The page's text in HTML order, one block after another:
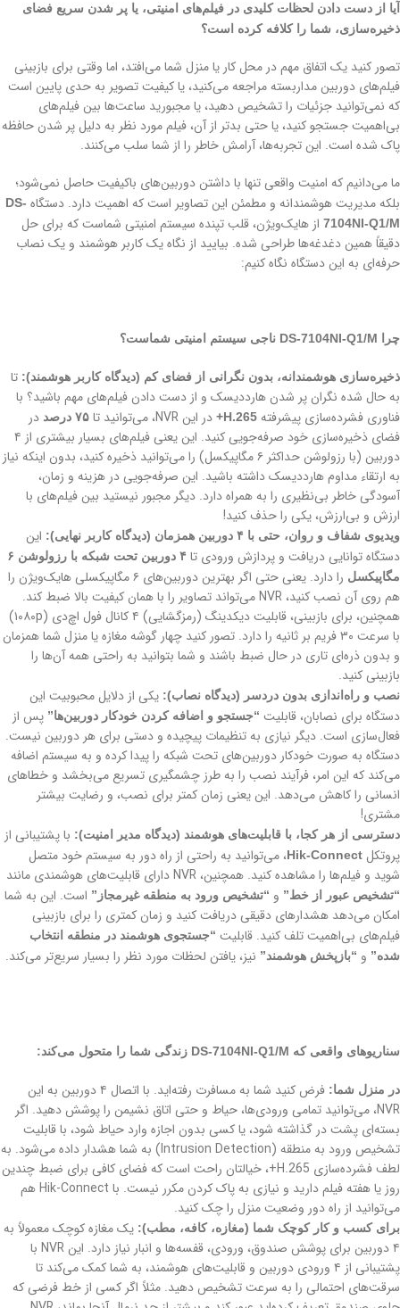
آیا از دست دادن لحظات کلیدی در فیلم‌های امنیتی، یا پر شدن سریع فضای
ذخیره‌سازی، شما را کلافه کرده است؟
تصور کنید یک اتفاق مهم در محل کار یا منزل شما می‌افتد، اما وقتی برای بازبینی
فیلم‌های دوربین مداربسته مراجعه می‌کنید، یا کیفیت تصویر به حدی پایین است
که نمی‌توانید جزئیات را تشخیص دهید، یا مجبورید ساعت‌ها بین فیلم‌های
بی‌اهمیت جستجو کنید، یا حتی بدتر از آن، فیلم مورد نظر به دلیل پر شدن حافظه
پاک شده است. این تجربه‌ها، آرامش خاطر را از شما سلب می‌کنند.
ما می‌دانیم که امنیت واقعی تنها با داشتن دوربین‌های باکیفیت حاصل نمی‌شود؛
بلکه مدیریت هوشمندانه و مطمئن این تصاویر است که اهمیت دارد. دستگاه DS-
7104NI-Q1/M از هایک‌ویژن، قلب تپنده سیستم امنیتی شماست که برای حل
دقیقاً همین دغدغه‌ها طراحی شده. بیایید از نگاه یک کاربر هوشمند و یک نصاب
حرفه‌ای به این دستگاه نگاه کنیم:
چرا DS-7104NI-Q1/M ناجی سیستم امنیتی شماست؟
ذخیره‌سازی هوشمندانه، بدون نگرانی از فضای کم (دیدگاه کاربر هوشمند): تا
به حال شده نگران پر شدن هارددیسک و از دست دادن فیلم‌های مهم باشید؟ با
فناوری فشرده‌سازی پیشرفته H.265+ در این NVR، می‌توانید تا ۷۵ درصد
در
فضای ذخیره‌سازی خود صرفه‌جویی کنید. این یعنی فیلم‌های بسیار بیشتری از ۴
دوربین (با رزولوشن حداکثر ۶ مگاپیکسل) را می‌توانید ذخیره کنید، بدون اینکه نیاز
به ارتقاء مداوم هارددیسک داشته باشید. این صرفه‌جویی در هزینه و زمان،
آسودگی خاطر بی‌نظیری را به همراه دارد. دیگر مجبور نیستید بین فیلم‌های با
ارزش و بی‌ارزش، یکی را حذف کنید!
ویدیوی شفاف و روان، حتی با ۴ دوربین همزمان (دیدگاه کاربر نهایی):
این
دستگاه توانایی دریافت و پردازش ورودی تا
۴ دوربین تحت شبکه با رزولوشن ۶
مگاپیکسل
را دارد. یعنی حتی اگر بهترین دوربین‌های ۶ مگاپیکسلی هایک‌ویژن را
هم روی آن نصب کنید، NVR می‌تواند تصاویر را با همان کیفیت بالا ضبط کند.
همچنین، برای بازبینی، قابلیت دیکدینگ (رمزگشایی) ۴ کانال فول اچ‌دی (۱۰۸۰p)
با سرعت ۳۰ فریم بر ثانیه را دارد. تصور کنید چهار گوشه مغازه یا منزل شما همزمان
و بدون ذره‌ای تاری در حال ضبط باشند و شما بتوانید به راحتی همه آن‌ها را
بازبینی کنید.
نصب و راه‌اندازی بدون دردسر (دیدگاه نصاب): یکی از دلایل محبوبیت این
دستگاه برای نصابان، قابلیت “جستجو و اضافه کردن خودکار دوربین‌ها” پس از
فعال‌سازی است. دیگر نیازی به تنظیمات پیچیده و دستی برای هر دوربین نیست.
دستگاه به صورت خودکار دوربین‌های تحت شبکه را پیدا کرده و به سیستم اضافه
می‌کند که این امر، فرآیند نصب را به طرز چشمگیری تسریع می‌بخشد و خطاهای
انسانی را کاهش می‌دهد. این یعنی زمان کمتر برای نصب، و رضایت بیشتر
مشتری!
دسترسی از هر کجا، با قابلیت‌های هوشمند (دیدگاه مدیر امنیت): با پشتیبانی از
پروتکل Hik-Connect، می‌توانید به راحتی از راه دور به سیستم خود متصل
شوید و فیلم‌ها را مشاهده کنید. همچنین، NVR دارای قابلیت‌های هوشمندی مانند
“تشخیص عبور از خط” و “تشخیص ورود به منطقه غیرمجاز” است. این به شما
امکان می‌دهد هشدارهای دقیقی دریافت کنید و زمان کمتری را برای بازبینی
فیلم‌های بی‌اهمیت تلف کنید. قابلیت “جستجوی هوشمند در منطقه انتخاب
شده” و “بازپخش هوشمند” نیز، یافتن لحظات مورد نظر را بسیار سریع‌تر می‌کند.
سناریوهای واقعی که DS-7104NI-Q1/M زندگی شما را متحول می‌کند:
در منزل شما:
فرض کنید شما به مسافرت رفته‌اید. با اتصال ۴ دوربین به این
NVR، می‌توانید تمامی ورودی‌ها، حیاط و حتی اتاق نشیمن را پوشش دهید. اگر
بسته‌ای پشت در گذاشته شود، یا کسی بدون اجازه وارد حیاط شود، با قابلیت
تشخیص ورود به منطقه (Intrusion Detection) به شما هشدار داده می‌شود. به
لطف فشرده‌سازی H.265+، خیالتان راحت است که فضای کافی برای ضبط چندین
روز یا هفته فیلم دارید و نیازی به پاک کردن مکرر نیست. با Hik-Connect هم
می‌توانید از راه دور وضعیت منزل را چک کنید.
برای کسب و کار کوچک شما (مغازه، کافه، مطب): یک مغازه کوچک معمولاً به
۴ دوربین برای پوشش صندوق، ورودی، قفسه‌ها و انبار نیاز دارد. این NVR با
پشتیبانی از ۴ ورودی دوربین و قابلیت‌های هوشمند، به شما کمک می‌کند تا
سرقت‌های احتمالی را به سرعت تشخیص دهید. مثلاً اگر کسی از خط فرضی که